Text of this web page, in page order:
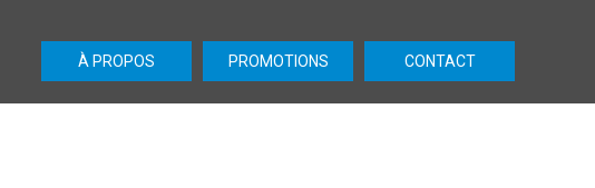
CONTACT
PROMOTIONS
À PROPOS